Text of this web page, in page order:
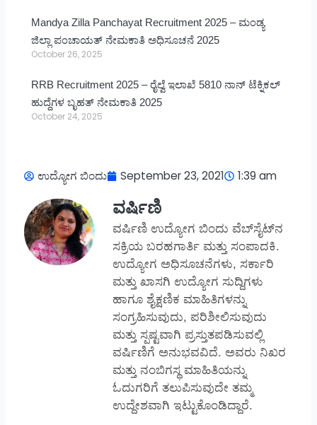
Mandya Zilla Panchayat Recruitment 2025 – ಮಂಡ್ಯ
ಜಿಲ್ಲಾ ಪಂಚಾಯತ್ ನೇಮಕಾತಿ ಅಧಿಸೂಚನೆ 2025
October 26, 2025
RRB Recruitment 2025 – ರೈಲ್ವೆ ಇಲಾಖೆ 5810 ನಾನ್ ಟೆಕ್ನಿಕಲ್
ಹುದ್ದೆಗಳ ಬೃಹತ್ ನೇಮಕಾತಿ 2025
October 24, 2025
ಉದ್ಯೋಗ ಬಿಂದು September 23, 2021 1:39 am
ವರ್ಷಿಣಿ
ವರ್ಷಿಣಿ ಉದ್ಯೋಗ ಬಿಂದು ವೆಬ್‌ಸೈಟ್‌ನ
ಸಕ್ರಿಯ ಬರಹಗಾರ್ತಿ ಮತ್ತು ಸಂಪಾದಕಿ.
ಉದ್ಯೋಗ ಅಧಿಸೂಚನೆಗಳು, ಸರ್ಕಾರಿ
ಮತ್ತು ಖಾಸಗಿ ಉದ್ಯೋಗ ಸುದ್ದಿಗಳು
ಹಾಗೂ ಶೈಕ್ಷಣಿಕ ಮಾಹಿತಿಗಳನ್ನು
ಸಂಗ್ರಹಿಸುವುದು, ಪರಿಶೀಲಿಸುವುದು
ಮತ್ತು ಸ್ಪಷ್ಟವಾಗಿ ಪ್ರಸ್ತುತಪಡಿಸುವಲ್ಲಿ
ವರ್ಷಿಣಿಗೆ ಅನುಭವವಿದೆ. ಅವರು ನಿಖರ
ಮತ್ತು ನಂಬಿಗಸ್ಥ ಮಾಹಿತಿಯನ್ನು
ಓದುಗರಿಗೆ ತಲುಪಿಸುವುದೇ ತಮ್ಮ
ಉದ್ದೇಶವಾಗಿ ಇಟ್ಟುಕೊಂಡಿದ್ದಾರೆ.